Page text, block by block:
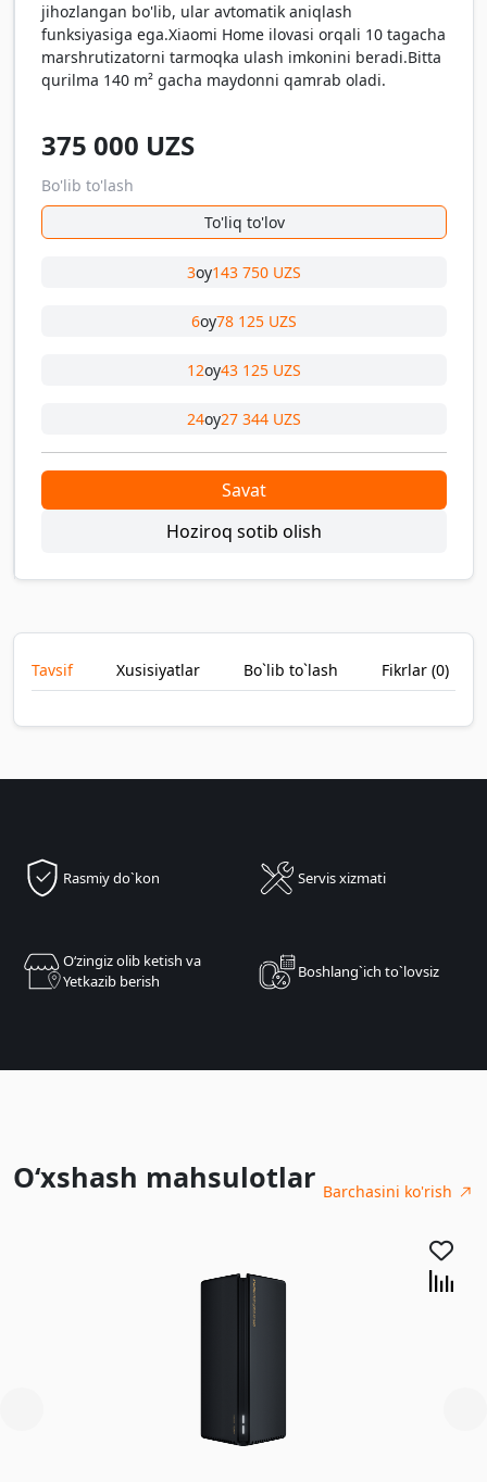
jihozlangan bo'lib, ular avtomatik aniqlash
funksiyasiga ega.Xiaomi Home ilovasi orqali 10 tagacha
marshrutizatorni tarmoqka ulash imkonini beradi.Bitta
qurilma 140 m² gacha maydonni qamrab oladi.
375 000 UZS
Bo'lib to'lash
To'liq to'lov
3oy143 750 UZS
6oy78 125 UZS
12oy43 125 UZS
24oy27 344 UZS
Savat
Hoziroq sotib olish
Tavsif Xusisiyatlar Bo`lib to`lash Fikrlar (0)
Rasmiy do`kon Servis xizmati
Oʻzingiz olib ketish va
Yetkazib berish
Boshlang`ich to`lovsiz
O‘xshash mahsulotlar Barchasini ko'rish